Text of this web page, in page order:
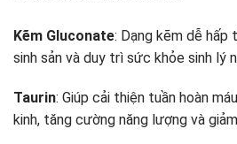
Kẽm Gluconate: Dạng kẽm dễ hấp
sinh sản và duy trì sức khỏe sinh lý
Taurin: Giúp cải thiện tuần hoàn
kinh, tăng cường năng lượng và